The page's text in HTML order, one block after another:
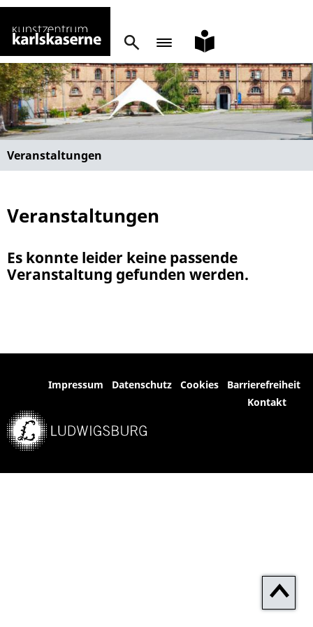
leichte
Sprache
Veranstaltungen
Veranstaltungen
Es konnte leider keine passende
Veranstaltung gefunden werden.
Impressum Datenschutz Cookies
Barrierefreiheit
Kontakt